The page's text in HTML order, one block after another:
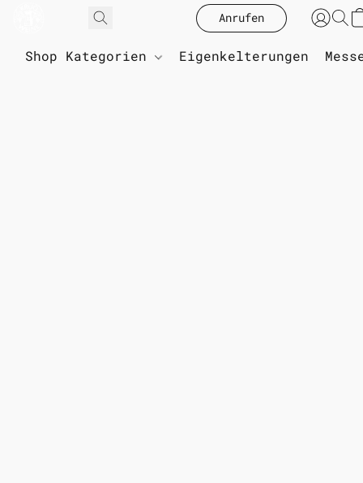
Anrufen
Shop Kategorien Eigenkelterungen